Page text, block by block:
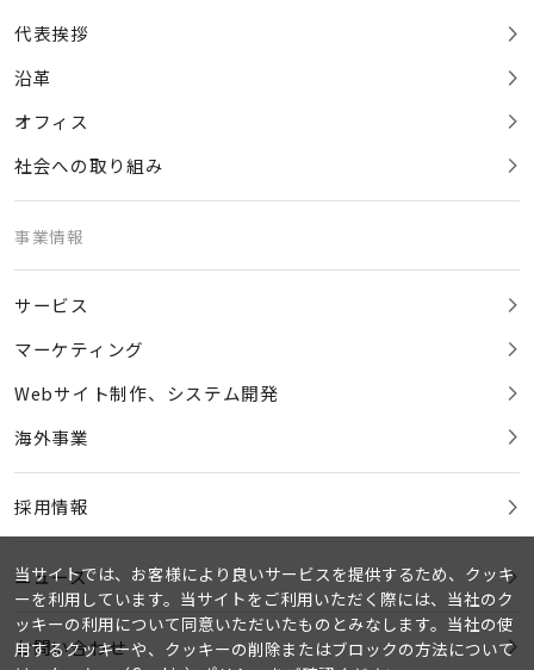
代表挨拶
沿革
オフィス
社会への取り組み
事業情報
サービス
マーケティング
Webサイト制作、システム開発
海外事業
採用情報
ニュース
お問い合わせ
当サイトでは、お客様により良いサービスを提供するため、クッキ
ーを利用しています。当サイトをご利用いただく際には、当社のク
ッキーの利用について同意いただいたものとみなします。当社の使
用するクッキーや、クッキーの削除またはブロックの方法について